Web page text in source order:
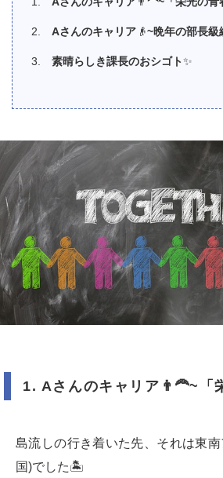
Aさんのキャリア 👴~晩年の部長級
素晴らしき課長のおシゴト✨
1. Aさんのキャリア 👨‍🦰~
島流しの行き着いた先、それは東
国)でした🏝️